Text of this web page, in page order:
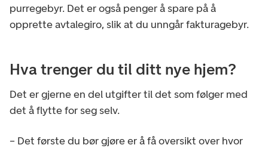
purregebyr. Det er også penger å spare på å
opprette avtalegiro, slik at du unngår fakturagebyr.
Hva trenger du til ditt nye hjem?
Det er gjerne en del utgifter til det som følger med
det å flytte for seg selv.
– Det første du bør gjøre er å få oversikt over hvor